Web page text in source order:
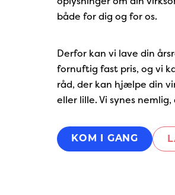
både for dig og for os.
Derfor kan vi lave din
fornuftig fast pris, og vi
råd, der kan hjælpe din
eller lille. Vi synes
KOM I GANG